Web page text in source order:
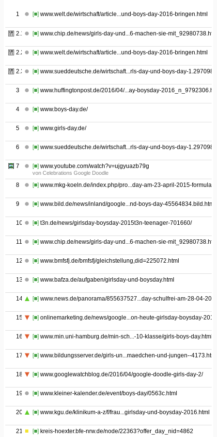
1 [■] www.welt.de/wirtschaft/article...und-boys-day-2016-bringen.html
2.1 [■] www.chip.de/news/girls-day-und...6-machen-sie-
2.2 [■] www.welt.de/wirtschaft/article...und-boys-day-2016-bringen.html
2.3 [■] www.sueddeutsche.de/wirtschaft...rls-day-und-boys-day-1.2970987
3 [■] www.huffingtonpost.de/2016/04/...ay-boysday-
4 [■] www.boys-day.de/
5 [■] www.girls-day.de/
6 [■] www.sueddeutsche.de/wirtschaft...rls-day-und-boys-day-1.2970987
7 [■] www.youtube.com/watch?v=ujgyuazb79g
von Celebrations Google Doodle
8 [■] www.mkg-koeln.de/index.php/pro...day-am-23-april-2015-formulare
9 [■] www.bild.de/news/inland/google...nd-boys-day-45564834.bild.html
10 [■] t3n.de/news/girlsday-boysday-2015t3n-teenager-701660/
11 [■] www.chip.de/news/girls-day-und...6-machen-sie-
12 [■] www.bmfsfj.de/bmfsfj/gleichstellung,did=225072.html
13 [■] www.bafza.de/aufgaben/girlsday-und-boysday.html
14 [■] www.news.de/panorama/855637527...day-schulfrei-am-28-04-
15 [■] onlinemarketing.de/news/google...on-heute-girlsday-boysday-2016
16 [■] www.min.uni-hamburg.de/min-sch...-10-klasse/girls-boys-day.html
17 [■] www.bildungsserver.de/girls-un...maedchen-und-jungen--4173.html
18 [■] www.googlewatchblog.de/2016/04/google-doodle-girls-day-2/
19 [■] www.kleiner-kalender.de/event/boys-day/0563c.html
20 [■] www.kgu.de/klinikum-a-z/f/frau...girlsday-und-boysday-2016.html
21 [■] kreis-hoexter.bfe-nrw.de/node/22363?offer_day_nid=4862